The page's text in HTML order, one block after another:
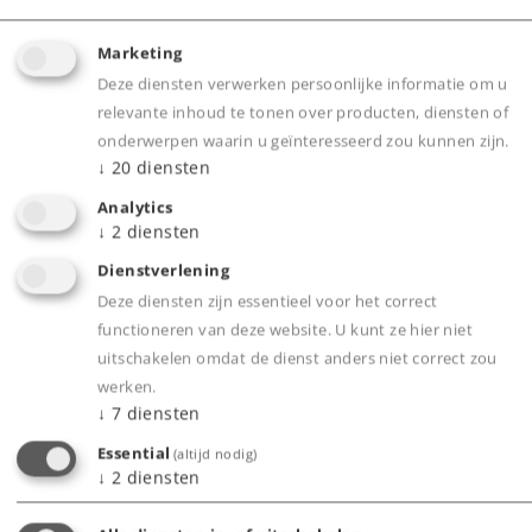
Herfstnieuws 2023
Folder om te downloaden (32 pagina's, 12 MB)
Hier direct naar de producten
Marketing
Deze diensten verwerken persoonlijke informatie om u
relevante inhoud te tonen over producten, diensten of
onderwerpen waarin u geïnteresseerd zou kunnen zijn.
↓ 20 diensten
Analytics
↓ 2 diensten
Dienstverlening
Deze diensten zijn essentieel voor het correct
functioneren van deze website. U kunt ze hier niet
uitschakelen omdat de dienst anders niet correct zou
werken.
↓ 7 diensten
Essential (altijd nodig)
↓ 2 diensten